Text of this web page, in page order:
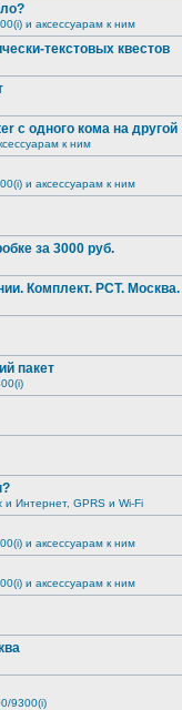
и аксессуарам к ним
текстовых квестов
с одного кома на другой
к ним
и аксессуарам к ним
за 3000 руб.
Комплект. РСТ. Москва.
пакет
и Интернет, GPRS и Wi-Fi
и аксессуарам к ним
и аксессуарам к ним
9300(i)